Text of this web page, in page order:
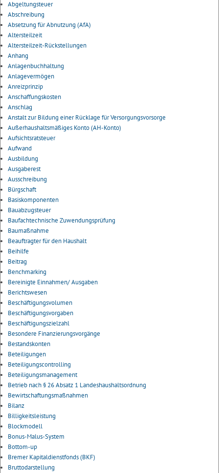
Abgeltungsteuer
Abschreibung
Absetzung für Abnutzung (AfA)
Altersteilzeit
Altersteilzeit-Rückstellungen
Anhang
Anlagenbuchhaltung
Anlagevermögen
Anreizprinzip
Anschaffungskosten
Anschlag
Anstalt zur Bildung einer Rücklage für Versorgungsvorsorge
Außerhaushaltsmäßiges Konto (AH-Konto)
Aufsichtsratsteuer
Aufwand
Ausbildung
Ausgaberest
Ausschreibung
Bürgschaft
Basiskomponenten
Bauabzugsteuer
Baufachtechnische Zuwendungsprüfung
Baumaßnahme
Beauftragter für den Haushalt
Beihilfe
Beitrag
Benchmarking
Bereinigte Einnahmen/ Ausgaben
Berichtswesen
Beschäftigungsvolumen
Beschäftigungsvorgaben
Beschäftigungszielzahl
Besondere Finanzierungsvorgänge
Bestandskonten
Beteiligungen
Beteiligungscontrolling
Beteiligungsmanagement
Betrieb nach § 26 Absatz 1 Landeshaushaltsordnung
Bewirtschaftungsmaßnahmen
Bilanz
Billigkeitsleistung
Blockmodell
Bonus-Malus-System
Bottom-up
Bremer Kapitaldienstfonds (BKF)
Bruttodarstellung